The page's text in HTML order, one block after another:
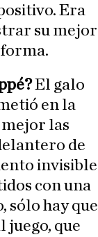
Era
su mejor
El galo
en la
mejor las
de
invisible
con una
sólo hay que
juego, que